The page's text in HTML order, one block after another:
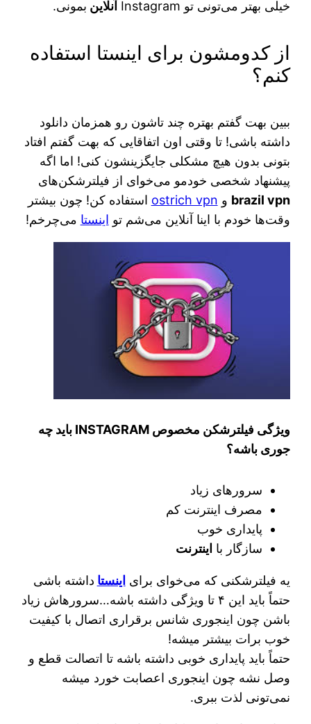
خیلی بهتر می‌تونی تو Instagram
آنلاین بمونی.
از کدومشون برای اینستا استفاده
کنم؟
ببین بهت گفتم بهتره چند تاشون رو همزمان دانلود
داشته باشی! تا وقتی اون اتفاقایی که بهت گفتم افتاد
بتونی بدون هیچ مشکلی جایگزینشون کنی! اما اگه
پیشنهاد شخصی خودمو می‌خوای از فیلترشکن‌های
brazil vpn و ostrich vpn استفاده کن! چون بیشتر
وقت‌ها خودم با اینا آنلاین می‌شم تو اینستا می‌چرخم!
ویژگی فیلترشکن مخصوص INSTAGRAM باید چه
جوری باشه؟
سرورهای زیاد
مصرف اینترنت کم
پایداری خوب
سازگار با اینترنت
یه فیلترشکنی که می‌خوای برای اینستا داشته باشی
حتماً باید این ۴ تا ویژگی داشته باشه…سرورهاش زیاد
باشن چون اینجوری شانس برقراری اتصال با کیفیت
خوب برات بیشتر میشه!
حتماً باید پایداری خوبی داشته باشه تا اتصالت قطع و
وصل نشه چون اینجوری اعصابت خورد میشه
نمی‌تونی لذت ببری.